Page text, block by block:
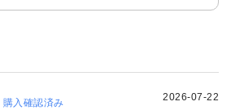
購入確認済み 2026-07-22